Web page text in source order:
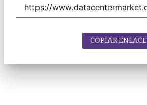
COPIAR ENLACE